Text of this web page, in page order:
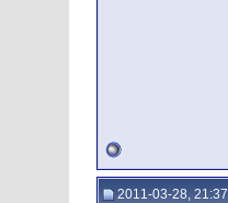
2011-03-28, 21:37